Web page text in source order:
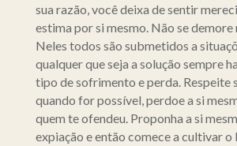
sua razão, você deixa de sentir
estima por si mesmo. Não se
Neles todos são submetidos a
qualquer que seja a solução sempre
tipo de sofrimento e perda. Respeite
quando for possível, perdoe a si
quem te ofendeu. Proponha a si
expiação e então comece a cultivar o